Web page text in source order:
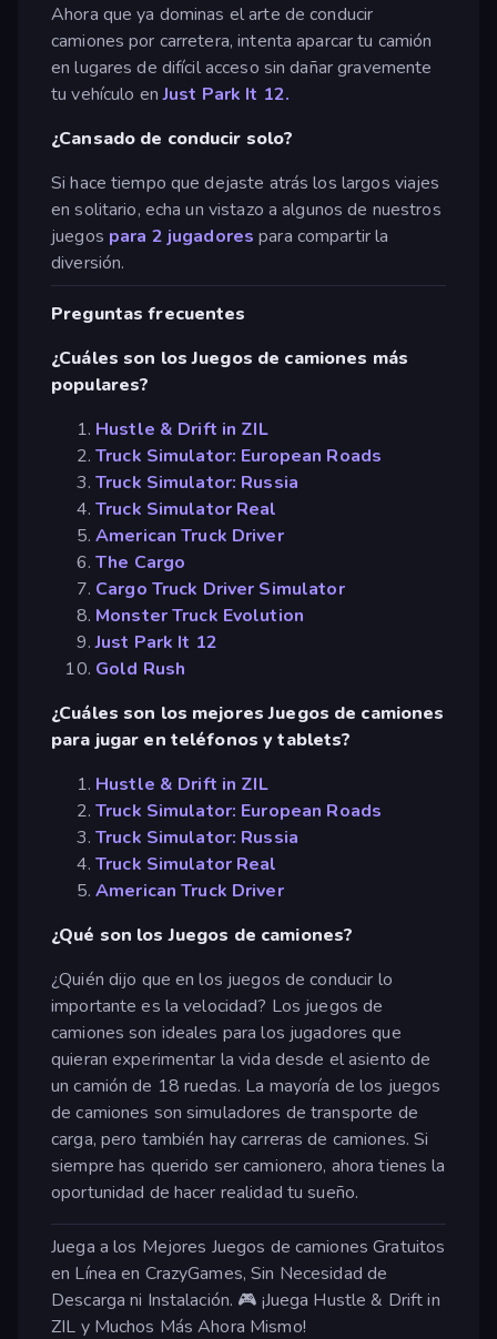
Ahora que ya dominas el arte de conducir
camiones por carretera, intenta aparcar tu camión
en lugares de difícil acceso sin dañar gravemente
tu vehículo enJust Park It 12.
¿Cansado de conducir solo?
Si hace tiempo que dejaste atrás los largos viajes
en solitario, echa un vistazo a algunos de nuestros
juegos para 2 jugadores para compartir la
diversión.
Preguntas frecuentes
¿Cuáles son los Juegos de camiones más
populares?
Hustle & Drift in ZIL
Truck Simulator: European Roads
Truck Simulator: Russia
Truck Simulator Real
American Truck Driver
The Cargo
Cargo Truck Driver Simulator
Monster Truck Evolution
Just Park It 12
Gold Rush
¿Cuáles son los mejores Juegos de camiones
para jugar en teléfonos y tablets?
Hustle & Drift in ZIL
Truck Simulator: European Roads
Truck Simulator: Russia
Truck Simulator Real
American Truck Driver
¿Qué son los Juegos de camiones?
¿Quién dijo que en los juegos de conducir lo
importante es la velocidad? Los juegos de
camiones son ideales para los jugadores que
quieran experimentar la vida desde el asiento de
un camión de 18 ruedas. La mayoría de los juegos
de camiones son simuladores de transporte de
carga, pero también hay carreras de camiones. Si
siempre has querido ser camionero, ahora tienes la
oportunidad de hacer realidad tu sueño.
Juega a los Mejores Juegos de camiones Gratuitos
en Línea en CrazyGames, Sin Necesidad de
Descarga ni Instalación. 🎮 ¡Juega Hustle & Drift in
ZIL y Muchos Más Ahora Mismo!